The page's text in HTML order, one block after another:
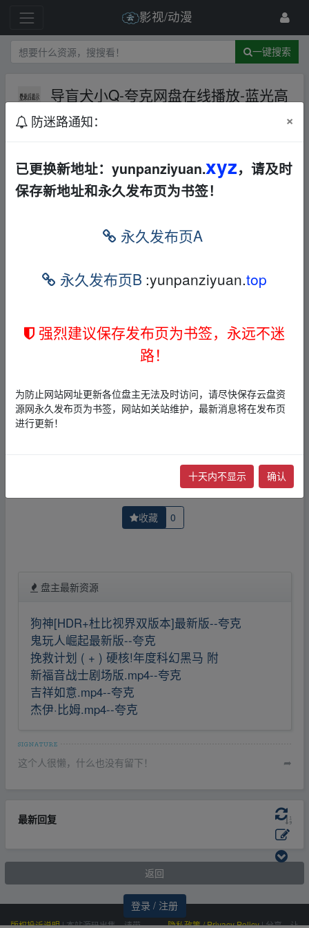
登录 / 注册
影视/动漫
一键搜索
导盲犬小Q-夸克网盘在线播放-蓝光高
清【电影】
本帖含有隐藏内容，请您 后查看
介绍展示帖子，本站不存储任何实质资源数据。
3，本文内所有链接指向的云盘网盘资源，其版权归版权方
所有！其实际管理权为帖子发布者所有，本站无法操作相
在侵权后，立即删除相关介绍帖子！
收藏 0
盘主最新资源
狗神[HDR+杜比视界双版本]最新版--夸克
鬼玩人崛起最新版--夸克
挽救计划 ( + ) 硬核!年度科幻黑马 附
新福音战士剧场版.mp4--夸克
吉祥如意.mp4--夸克
杰伊·比姆.mp4--夸克
这个人很懒，什么也没有留下！ ➦
最新回复
返回
版权投诉说明|本站源码出售，请带 隐私政策 / Privacy Policy|分享，让
防迷路通知： ×
已更换新地址：yunpanziyuan.xyz，请及时
保存新地址和永久发布页为书签！
永久发布页A
永久发布页B :yunpanziyuan.top
强烈建议保存发布页为书签，永远不迷
路！
为防止网站网址更新各位盘主无法及时访问，请尽快保存云盘资
源网永久发布页为书签，网站如关站维护，最新消息将在发布页
进行更新！
十天内不显示 确认